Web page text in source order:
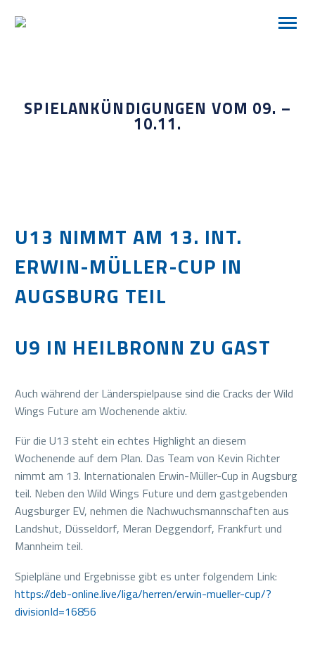
SPIELANKÜNDIGUNGEN VOM 09. –
10.11.
U13 NIMMT AM 13. INT.
ERWIN-MÜLLER-CUP IN
AUGSBURG TEIL
U9 IN HEILBRONN ZU GAST
Auch während der Länderspielpause sind die Cracks der Wild
Wings Future am Wochenende aktiv.
Für die U13 steht ein echtes Highlight an diesem
Wochenende auf dem Plan. Das Team von Kevin Richter
nimmt am 13. Internationalen Erwin-Müller-Cup in Augsburg
teil. Neben den Wild Wings Future und dem gastgebenden
Augsburger EV, nehmen die Nachwuchsmannschaften aus
Landshut, Düsseldorf, Meran Deggendorf, Frankfurt und
Mannheim teil.
Spielpläne und Ergebnisse gibt es unter folgendem Link:
https://deb-online.live/liga/herren/erwin-mueller-cup/?
divisionId=16856